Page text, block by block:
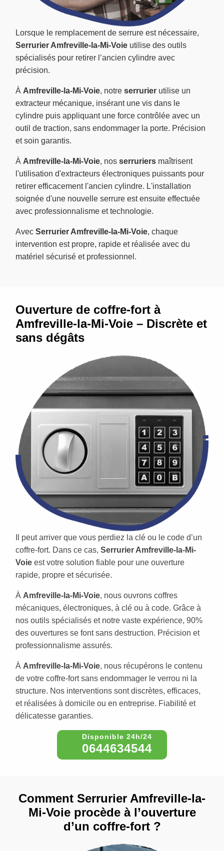
Lorsque le remplacement de serrure est nécessaire,
Serrurier Amfreville-la-Mi-Voie utilise des outils
spécialisés pour retirer l’ancien cylindre avec
précision.
À Amfreville-la-Mi-Voie, notre serrurier utilise un
extracteur mécanique, insérant une vis dans le
cylindre puis appliquant une force contrôlée avec un
outil de traction, sans endommager la porte. Précision
et soin garantis.
À Amfreville-la-Mi-Voie, nos serruriers maîtrisent
l'utilisation d'extracteurs électroniques puissants pour
retirer efficacement l'ancien cylindre. L'installation
soignée d'une nouvelle serrure est ensuite effectuée
avec professionnalisme et technologie.
Avec Serrurier Amfreville-la-Mi-Voie, chaque
intervention est propre, rapide et réalisée avec du
matériel sécurisé et professionnel.
Ouverture de coffre-fort à
Amfreville-la-Mi-Voie – Discrète et
sans dégâts
Il peut arriver que vous perdiez la clé ou le code d’un
coffre-fort. Dans ce cas, Serrurier Amfreville-la-Mi-
Voie est votre solution fiable pour une ouverture
rapide, propre et sécurisée.
À Amfreville-la-Mi-Voie, nous ouvrons coffres
mécaniques, électroniques, à clé ou à code. Grâce à
nos outils spécialisés et notre vaste expérience, 90%
des ouvertures se font sans destruction. Précision et
professionnalisme assurés.
À Amfreville-la-Mi-Voie, nous récupérons le contenu
de votre coffre-fort sans endommager le verrou ni la
structure. Nos interventions sont discrètes, efficaces,
et réalisées à domicile ou en entreprise. Fiabilité et
délicatesse garanties.
0644634544
Comment Serrurier Amfreville-la-
Mi-Voie procède à l’ouverture
d’un coffre-fort ?